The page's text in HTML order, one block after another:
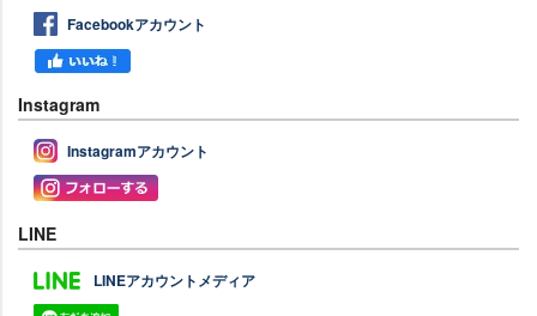
Facebookアカウント
Instagram
Instagramアカウント
LINE
LINEアカウントメディア